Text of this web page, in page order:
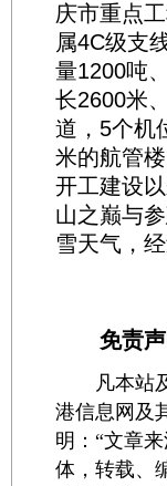
庆市重点
属4C级支
量1200吨
长2600米
道，5个机
米的航管
开工建设
山之巅与
雪天气，
免责声
凡本站及
港信息网及
明：“文章
体，转载、